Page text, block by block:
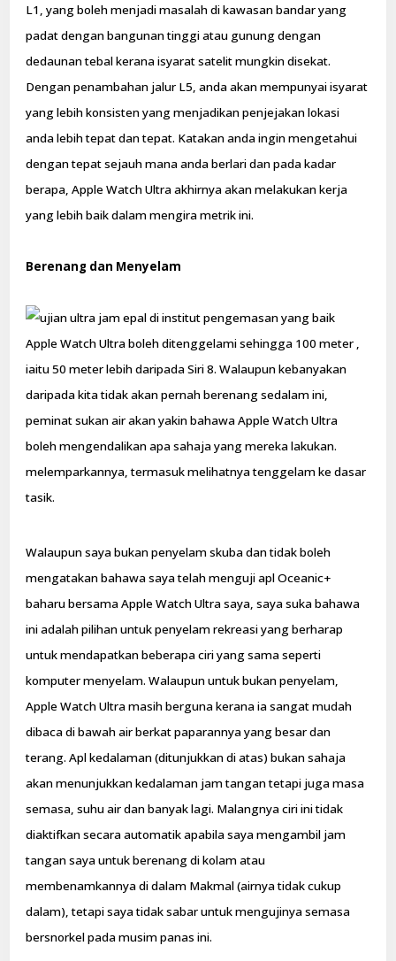
L1, yang boleh menjadi masalah di kawasan bandar yang
padat dengan bangunan tinggi atau gunung dengan
dedaunan tebal kerana isyarat satelit mungkin disekat.
Dengan penambahan jalur L5, anda akan mempunyai isyarat
yang lebih konsisten yang menjadikan penjejakan lokasi
anda lebih tepat dan tepat. Katakan anda ingin mengetahui
dengan tepat sejauh mana anda berlari dan pada kadar
berapa, Apple Watch Ultra akhirnya akan melakukan kerja
yang lebih baik dalam mengira metrik ini.
Berenang dan Menyelam
Apple Watch Ultra boleh ditenggelami sehingga 100 meter ,
iaitu 50 meter lebih daripada Siri 8. Walaupun kebanyakan
daripada kita tidak akan pernah berenang sedalam ini,
peminat sukan air akan yakin bahawa Apple Watch Ultra
boleh mengendalikan apa sahaja yang mereka lakukan.
melemparkannya, termasuk melihatnya tenggelam ke dasar
tasik.
Walaupun saya bukan penyelam skuba dan tidak boleh
mengatakan bahawa saya telah menguji apl Oceanic+
baharu bersama Apple Watch Ultra saya, saya suka bahawa
ini adalah pilihan untuk penyelam rekreasi yang berharap
untuk mendapatkan beberapa ciri yang sama seperti
komputer menyelam. Walaupun untuk bukan penyelam,
Apple Watch Ultra masih berguna kerana ia sangat mudah
dibaca di bawah air berkat paparannya yang besar dan
terang. Apl kedalaman (ditunjukkan di atas) bukan sahaja
akan menunjukkan kedalaman jam tangan tetapi juga masa
semasa, suhu air dan banyak lagi. Malangnya ciri ini tidak
diaktifkan secara automatik apabila saya mengambil jam
tangan saya untuk berenang di kolam atau
membenamkannya di dalam Makmal (airnya tidak cukup
dalam), tetapi saya tidak sabar untuk mengujinya semasa
bersnorkel pada musim panas ini.